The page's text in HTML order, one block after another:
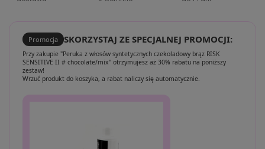
Promocja SKORZYSTAJ ZE SPECJALNEJ PROMOCJI:
Przy zakupie "Peruka z włosów syntetycznych czekoladowy brąz RISK
SENSITIVE II # chocolate/mix" otrzymujesz aż 30% rabatu na poniższy
zestaw!
Wrzuć produkt do koszyka, a rabat naliczy się automatycznie.